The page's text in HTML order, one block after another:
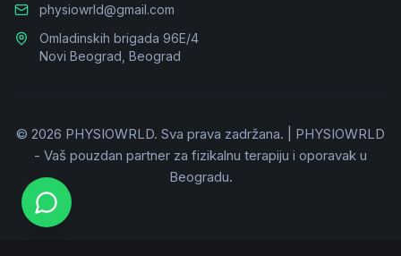
physiowrld@gmail.com
Omladinskih brigada 96E/4
Novi Beograd, Beograd
© 2026 PHYSIOWRLD. Sva prava zadržana.
PHYSIOWRLD
- Vaš pouzdan partner za fizikalnu terapiju i oporavak u
Beogradu.